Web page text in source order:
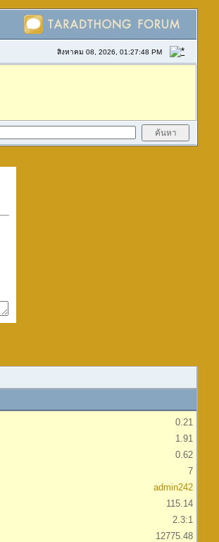
สิงหาคม 08, 2026, 01:27:48 PM
0.21
1.91
0.62
7
admin242
115.14
2.3:1
12775.48